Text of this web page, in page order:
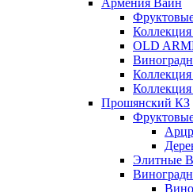
Армения Вайн
OLD
Прошянский КЗ
Элитные